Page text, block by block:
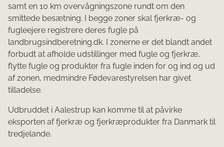
samt en 10 km overvågningszone rundt om den
smittede besætning. I begge zoner skal fjerkræ- og
fugleejere registrere deres fugle på
landbrugsindberetning.dk. I zonerne er det blandt andet
forbudt at afholde udstillinger med fugle og fjerkræ,
flytte fugle og produkter fra fugle inden for og ind og ud
af zonen, medmindre Fødevarestyrelsen har givet
tilladelse.
Udbruddet i Aalestrup kan komme til at påvirke
eksporten af fjerkræ og fjerkræprodukter fra Danmark til
tredjelande.